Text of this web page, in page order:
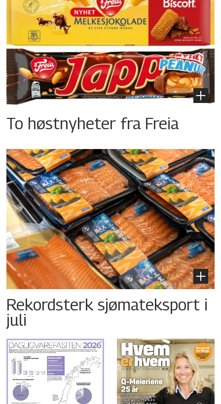
To høstnyheter fra Freia
Rekordsterk sjømateksport i
juli